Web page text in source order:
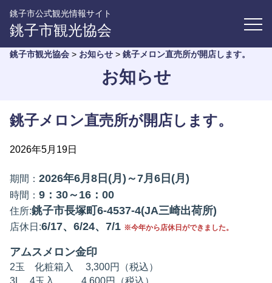
銚子市公式観光情報サイト
銚子市観光協会
銚子市観光協会 > お知らせ > 銚子メロン直売所が開店します。
お知らせ
銚子メロン直売所が開店します。
2026年5月19日
期間： 2026年6月8日(月)～7月6日(月)
時間： 9：30～16：00
住所:銚子市長塚町6-4537-4(JA三崎出荷所)
店休日:6/17、6/24、7/1 ※今年から店休日ができました。
アムスメロン金印
2玉 化粧箱入 3,300円（税込）
3L 4玉入 4,600円（税込）